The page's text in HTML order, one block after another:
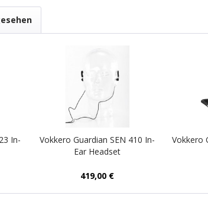
In-
Vokkero Guardian SEN 410 In-
Ear Headset
419,00 €
Vokkero